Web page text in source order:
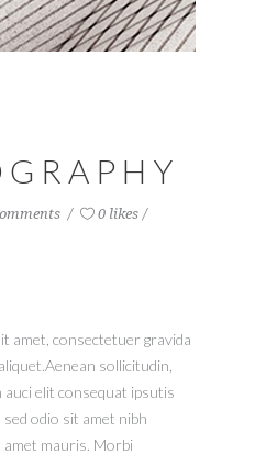
0 likes
amet, consectetuer gravida
sollicitudin,
auci elit consequat ipsutis
odio sit amet nibh
mauris. Morbi